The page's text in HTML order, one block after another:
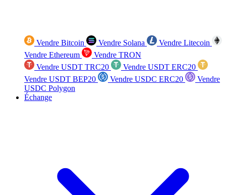
Vendre Bitcoin Vendre Solana
Vendre Litecoin
Vendre Ethereum
Vendre TRON
Vendre USDT TRC20
Vendre USDT ERC20
Vendre USDT BEP20
Vendre USDC ERC20
Vendre
USDC Polygon
Échange